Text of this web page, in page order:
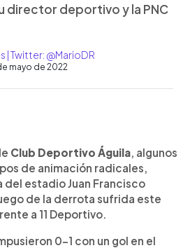
director deportivo y la PNC
| Twitter: @MarioDR
mayo de 2022
Club Deportivo Águila , algunos
de animación radicales,
del estadio Juan Francisco
de la derrota sufrida este
a 11 Deportivo.
0-1 con un gol en el